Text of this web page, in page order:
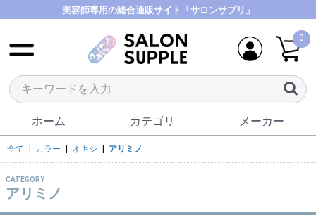
美容師専用の総合通販サイト「サロンサプリ」
0
ホーム カテゴリ メーカー
全て カラー オキシ アリミノ
CATEGORY
アリミノ